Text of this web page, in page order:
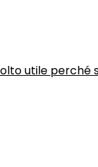
utile perché